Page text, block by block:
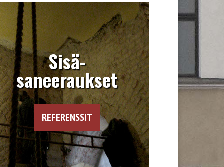
Sisä-
saneeraukset
REFERENSSIT